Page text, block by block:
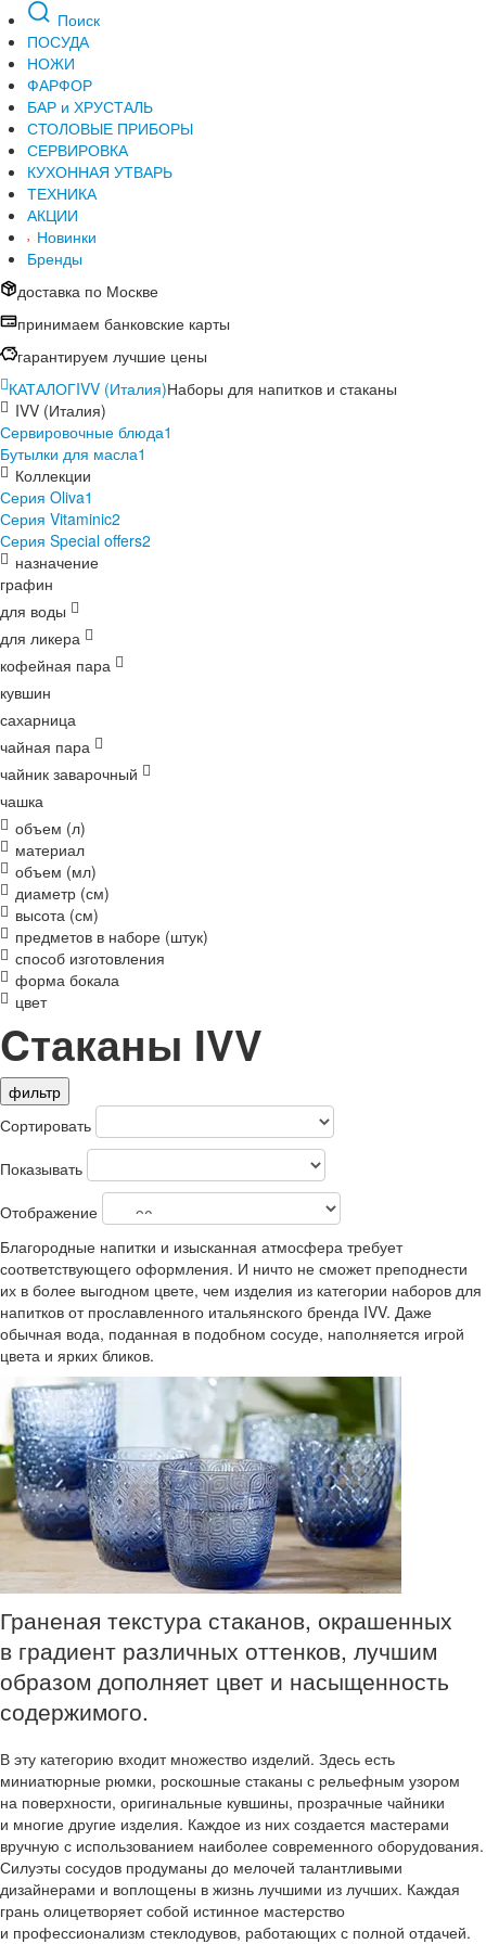
Поиск
ПОСУДА
НОЖИ
ФАРФОР
БАР и ХРУСТАЛЬ
СТОЛОВЫЕ ПРИБОРЫ
СЕРВИРОВКА
КУХОННАЯ УТВАРЬ
ТЕХНИКА
АКЦИИ
Новинки
Бренды
доставка по Москве
принимаем банковские карты
гарантируем лучшие цены
КАТАЛОГIVV (Италия)Наборы для напитков и стаканы
IVV (Италия)
Сервировочные блюда1
Бутылки для масла1
Коллекции
Серия Oliva1
Серия Vitaminic2
Серия Special offers2
назначение
графин
для воды
для ликера
кофейная пара
кувшин
сахарница
чайная пара
чайник заварочный
чашка
объем (л)
материал
объем (мл)
диаметр (см)
высота (см)
предметов в наборе (штук)
способ изготовления
форма бокала
цвет
Cтаканы IVV
фильтр
Сортировать
Показывать
Отображение
Благородные напитки и изысканная атмосфера требует
соответствующего оформления. И ничто не сможет преподнести
их в более выгодном цвете, чем изделия из категории наборов для
напитков от прославленного итальянского бренда IVV. Даже
обычная вода, поданная в подобном сосуде, наполняется игрой
цвета и ярких бликов.
Граненая текстура стаканов, окрашенных
в градиент различных оттенков, лучшим
образом дополняет цвет и насыщенность
содержимого.
В эту категорию входит множество изделий. Здесь есть
миниатюрные рюмки, роскошные стаканы с рельефным узором
на поверхности, оригинальные кувшины, прозрачные чайники
и многие другие изделия. Каждое из них создается мастерами
вручную с использованием наиболее современного оборудования.
Силуэты сосудов продуманы до мелочей талантливыми
дизайнерами и воплощены в жизнь лучшими из лучших. Каждая
грань олицетворяет собой истинное мастерство
и профессионализм стеклодувов, работающих с полной отдачей.